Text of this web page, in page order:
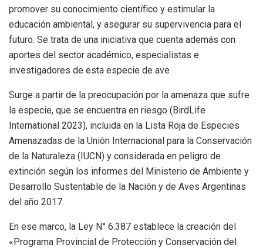
promover su conocimiento científico y estimular la
educación ambiental, y asegurar su supervivencia para el
futuro. Se trata de una iniciativa que cuenta además con
aportes del sector académico, especialistas e
investigadores de esta especie de ave
Surge a partir de la preocupación por la amenaza que sufre
la especie, que se encuentra en riesgo (BirdLife
International 2023), incluida en la Lista Roja de Especies
Amenazadas de la Unión Internacional para la Conservación
de la Naturaleza (IUCN) y considerada en peligro de
extinción según los informes del Ministerio de Ambiente y
Desarrollo Sustentable de la Nación y de Aves Argentinas
del año 2017.
En ese marco, la Ley N° 6.387 establece la creación del
«Programa Provincial de Protección y Conservación del